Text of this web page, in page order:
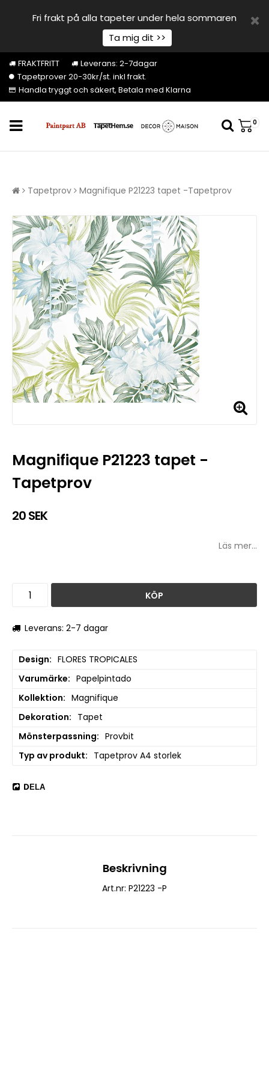
Fri frakt på alla tapeter under hela sommaren
Ta mig dit >>
FRAKTFRITT
Leverans: 2-7dagar
Tapetprover 20-30kr/st. inkl frakt.
Handla tryggt och säkert, Betala med Klarna
0
Tapetprov Magnifique P21223 tapet -Tapetprov
Magnifique P21223 tapet -
Tapetprov
20 SEK
Läs mer...
KÖP
Leverans: 2-7 dagar
Design
FLORES TROPICALES
Varumärke
Papelpintado
Kollektion
Magnifique
Dekoration
Tapet
Mönsterpassning
Provbit
Typ av produkt
Tapetprov A4 storlek
DELA
Beskrivning
Art.nr: P21223 -P